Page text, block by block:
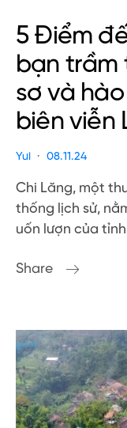
5 Điểm
bạn trầm
sơ và
biên viễn
Yui 08.11.24
Chi Lăng, một
thống lịch sử,
uốn lượn của
Share